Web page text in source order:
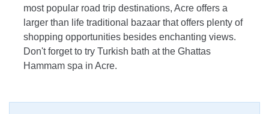
most popular road trip destinations, Acre offers a
larger than life traditional bazaar that offers plenty of
shopping opportunities besides enchanting views.
Don't forget to try Turkish bath at the Ghattas
Hammam spa in Acre.